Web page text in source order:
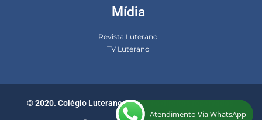
Mídia
Revista Luterano
TV Luterano
© 2020. Colégio Luterano. Todos os direitos reservados.
Atendimento Via WhatsApp